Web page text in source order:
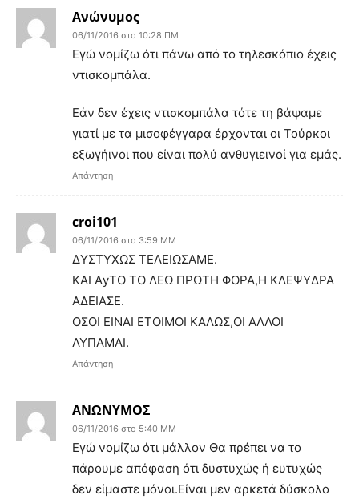
Ανώνυμος
06/11/2016 στο 10:28 ΠΜ
Eγώ νομίζω ότι πάνω από το τηλεσκόπιο έχεις
ντισκομπάλα.
Εάν δεν έχεις ντισκομπάλα τότε τη βάψαμε
γιατί με τα μισοφέγγαρα έρχονται οι Τούρκοι
εξωγήινοι που είναι πολύ ανθυγιεινοί για εμάς.
Απάντηση
croi101
06/11/2016 στο 3:59 ΜΜ
ΔΥΣΤΥΧΩΣ ΤΕΛΕΙΩΣΑΜΕ.
ΚΑΙ ΑyΤΟ ΤΟ ΛΕΩ ΠΡΩΤΗ ΦΟΡΑ,Η ΚΛΕΨΥΔΡΑ
ΑΔΕΙΑΣΕ.
ΟΣΟΙ ΕΙΝΑΙ ΕΤΟΙΜΟΙ ΚΑΛΩΣ,ΟΙ ΑΛΛΟΙ
ΛΥΠΑΜΑΙ.
Απάντηση
ΑΝΩΝΥΜΟΣ
06/11/2016 στο 5:40 ΜΜ
Εγώ νομίζω ότι μάλλον Θα πρέπει να το
πάρουμε απόφαση ότι δυστυχώς ή ευτυχώς
δεν είμαστε μόνοι.Είναι μεν αρκετά δύσκολο